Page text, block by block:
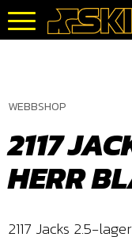
Meny
WEBBSHOP
2117
HERR
2117 Jacks 2.5-